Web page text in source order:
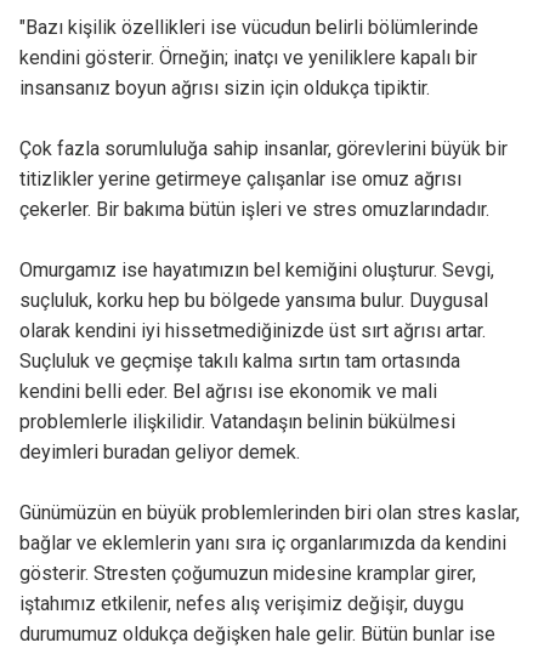
"Bazı kişilik özellikleri ise vücudun belirli bölümlerinde
kendini gösterir. Örneğin; inatçı ve yeniliklere kapalı bir
insansanız boyun ağrısı sizin için oldukça tipiktir.
Çok fazla sorumluluğa sahip insanlar, görevlerini büyük bir
titizlikler yerine getirmeye çalışanlar ise omuz ağrısı
çekerler. Bir bakıma bütün işleri ve stres omuzlarındadır.
Omurgamız ise hayatımızın bel kemiğini oluşturur. Sevgi,
suçluluk, korku hep bu bölgede yansıma bulur. Duygusal
olarak kendini iyi hissetmediğinizde üst sırt ağrısı artar.
Suçluluk ve geçmişe takılı kalma sırtın tam ortasında
kendini belli eder. Bel ağrısı ise ekonomik ve mali
problemlerle ilişkilidir. Vatandaşın belinin bükülmesi
deyimleri buradan geliyor demek.
Günümüzün en büyük problemlerinden biri olan stres kaslar,
bağlar ve eklemlerin yanı sıra iç organlarımızda da kendini
gösterir. Stresten çoğumuzun midesine kramplar girer,
iştahımız etkilenir, nefes alış verişimiz değişir, duygu
durumumuz oldukça değişken hale gelir. Bütün bunlar ise